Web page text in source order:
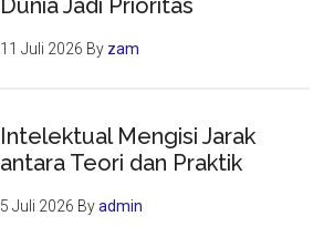
Dunia Jadi Prioritas
11 Juli 2026 By zam
Intelektual Mengisi Jarak
antara Teori dan Praktik
5 Juli 2026 Byadmin